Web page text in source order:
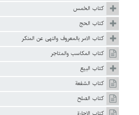
كتاب الخمس
كتاب الحج
كتاب الامر بالمعروف والنهى عن المنكر
كتاب المكاسب والمتاجر
كتاب البيع
كتاب الشفعة
كتاب الصلح